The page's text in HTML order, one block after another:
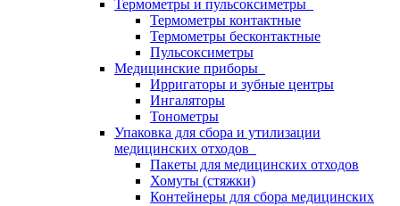
Термометры и пульсоксиметры
Термометры контактные
Термометры бесконтактные
Пульсоксиметры
Медицинские приборы
Ирригаторы и зубные центры
Ингаляторы
Тонометры
Упаковка для сбора и утилизации
медицинских отходов
Пакеты для медицинских отходов
Хомуты (стяжки)
Контейнеры для сбора медицинских